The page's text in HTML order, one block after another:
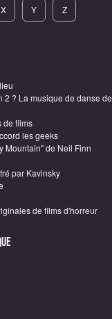
X Y Z
2 ? La musique de danse de
de films
les geeks
Mountain" de Neil Finn
par Kavinsky
de films d'horreur